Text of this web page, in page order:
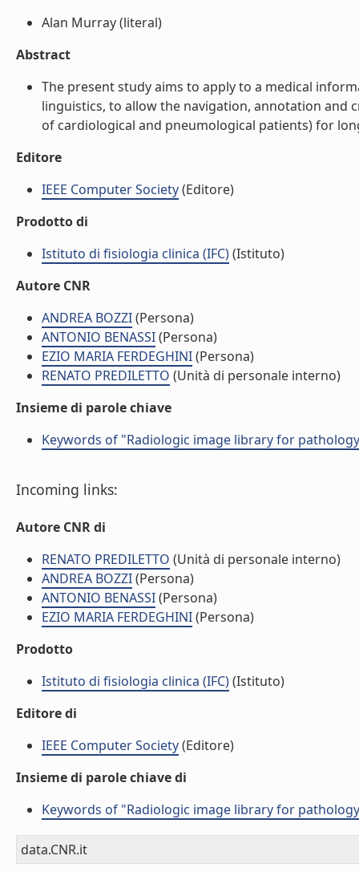
Alan Murray (literal)
Abstract
The present study aims to apply to a medical
linguistics, to allow the navigation, annotation and
of cardiological and pneumological patients) for
Editore
IEEE Computer Society(Editore)
Prodotto di
Istituto di fisiologia clinica (IFC)(Istituto)
Autore CNR
ANDREA BOZZI(Persona)
ANTONIO BENASSI(Persona)
EZIO MARIA FERDEGHINI(Persona)
RENATO PREDILETTO (Unità di personale interno)
Insieme di parole chiave
Keywords of "Radiologic image library for
Incoming links:
Autore CNR di
RENATO PREDILETTO (Unità di personale interno)
ANDREA BOZZI(Persona)
ANTONIO BENASSI(Persona)
EZIO MARIA FERDEGHINI(Persona)
Prodotto
Istituto di fisiologia clinica (IFC)(Istituto)
Editore di
IEEE Computer Society(Editore)
Insieme di parole chiave di
Keywords of "Radiologic image library for
data.CNR.it